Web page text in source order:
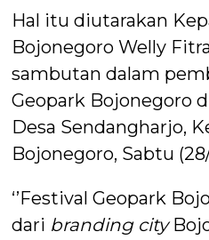
Hal itu diutarakan
Bojonegoro Welly
sambutan dalam
Geopark Bojonegoro
Desa Sendangharjo,
Bojonegoro, Sabtu
‘’Festival Geopark
dari branding city